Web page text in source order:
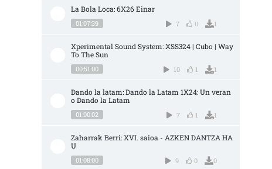
La Bola Loca: 6X26 Einar
01:07:39 7 0 1
Xperimental Sound System: XSS324 | Cubo | Way
To The Sun
00:51:00 10 1 1
Dando la latam: Dando la Latam 1X24: Un veran
o Dando la Latam
01:00:02 7 1 1
Zaharrak Berri: XVI. saioa - AZKEN DANTZA HA
U
01:08:00 9 0 0